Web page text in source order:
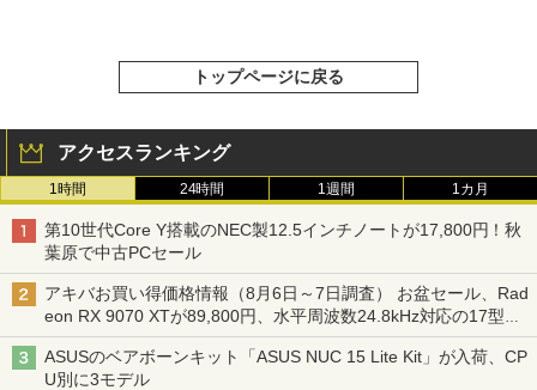
トップページに戻る
アクセスランキング
1時間 24時間 1週間 1カ月
第10世代Core Y搭載のNEC製12.5インチノートが17,800円！秋
葉原で中古PCセール
アキバお買い得価格情報（8月6日～7日調査） お盆セール、Rad
eon RX 9070 XTが89,800円、水平周波数24.8kHz対応の17型モ
ニターが9,801円、暑さ指数連動セール ほか
ASUSのベアボーンキット「ASUS NUC 15 Lite Kit」が入荷、CP
U別に3モデル